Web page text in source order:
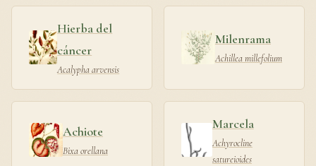
Hierba del
cáncer
Acalypha arvensis
Milenrama
Achillea millefolium
Achiote
Bixa orellana
Marcela
Achyrocline
satureioides